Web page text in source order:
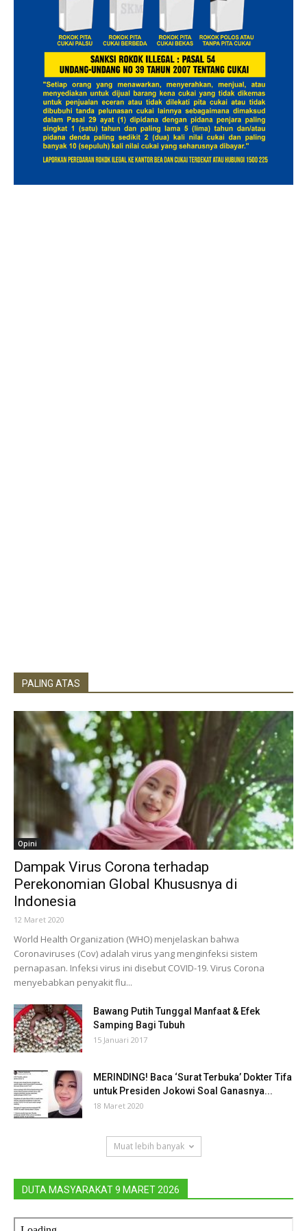
PALING ATAS
Opini
Dampak Virus Corona terhadap
Perekonomian Global Khususnya di
Indonesia
12 Maret 2020
World Health Organization (WHO) menjelaskan bahwa
Coronaviruses (Cov) adalah virus yang menginfeksi sistem
pernapasan. Infeksi virus ini disebut COVID-19. Virus Corona
menyebabkan penyakit flu...
Bawang Putih Tunggal Manfaat & Efek
Samping Bagi Tubuh
15 Januari 2017
MERINDING! Baca ‘Surat Terbuka’ Dokter Tifa
untuk Presiden Jokowi Soal Ganasnya...
18 Maret 2020
Muat lebih banyak
DUTA MASYARAKAT 9 MARET 2026